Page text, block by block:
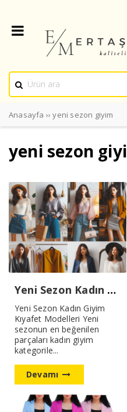
Anasayfa ››yeni sezon giyim
yeni sezon
Yeni Sezon Kadın Giyim Kıyafet Modelleri
Yeni Sezon Kadın Giyim
Kıyafet Modelleri Yeni
sezonun en beğenilen
parçaları kadın giyim
kategorile...
Devamı